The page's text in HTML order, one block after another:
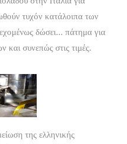
τυχόν κατάλοιπα των
δώσει... πάτημα για
συνεπώς στις τιμές.
της ελληνικής